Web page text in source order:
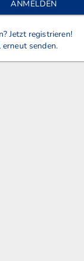
ANMELDEN
Jetzt registrieren!
senden.